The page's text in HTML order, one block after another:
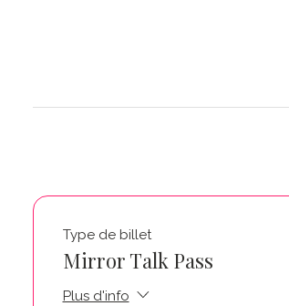
Type de billet
Mirror Talk Pass
Plus d'info